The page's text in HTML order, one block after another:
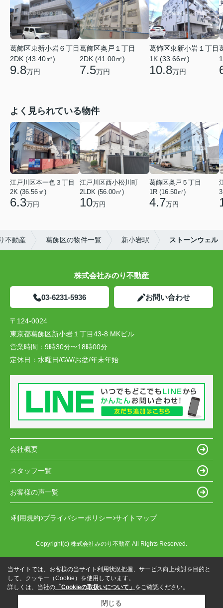
葛飾区東新小岩６丁目
2DK (43.40㎡)
9.8万円
葛飾区奥戸１丁目
2DK (41.00㎡)
7.5万円
葛飾区東新小岩１丁目
1K (33.66㎡)
10.8万円
よく見られている物件
江戸川区本一色３丁目
2K (36.56㎡)
6.3万円
江戸川区西小松川町
2LDK (56.00㎡)
10万円
葛飾区奥戸５丁目
1R (16.50㎡)
4.7万円
不動産 葛飾区の物件一覧 新小岩駅 ストーンウェル
株式会社みのり不動産
03-6231-5936 お問い合わせ
〒124-0024
東京都葛飾区新小岩１丁目43-8 MKビル
営業時間： 9時30分〜18時00分
定休日： 水曜日/GW/お盆/年末年始
会社概要
スタッフ一覧
お客様の声一覧
利用規約 プライバシーポリシー サイトマップ
Copyright(c) 株式会社みのり不動産 All Rights Reserved.
当サイトでは、お客様の当サイト利用状況把握、サービス向上検討を目的と
して、クッキー（Cookie）を使用しています。
詳しくは、当社の 「Cookieの取扱いについて」 をご確認ください。
閉じる